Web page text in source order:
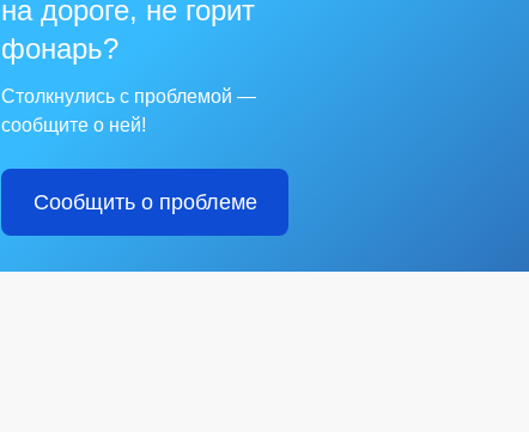
на дороге, не горит
фонарь?
Столкнулись с проблемой —
сообщите о ней!
Сообщить о проблеме